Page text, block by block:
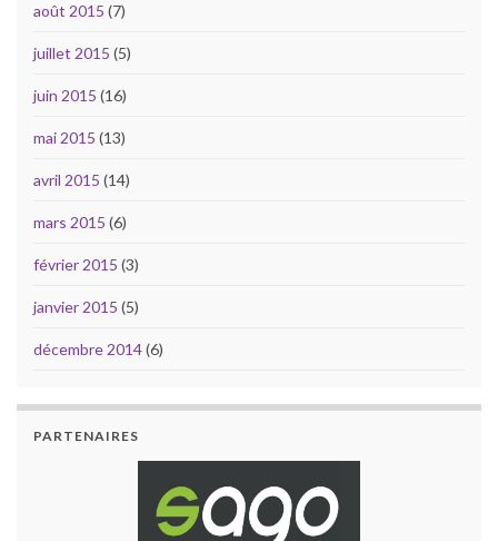
août 2015 (7)
juillet 2015 (5)
juin 2015 (16)
mai 2015 (13)
avril 2015 (14)
mars 2015 (6)
février 2015 (3)
janvier 2015 (5)
décembre 2014(6)
PARTENAIRES